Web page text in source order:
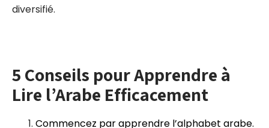
diversifié.
5 Conseils pour Apprendre à
Lire l’Arabe Efficacement
Commencez par apprendre l’alphabet arabe.